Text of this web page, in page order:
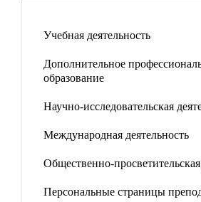
Учебная деятельность
Дополнительное
образование
Научно-исследовательская
Международная деятельность
Общественно-просветительская
Персональные страницы